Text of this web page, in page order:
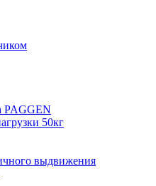
PAGGEN
50кг
выдвижения